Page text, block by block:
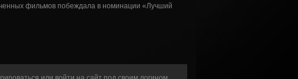
фильмов побеждала в номинации «Лучший